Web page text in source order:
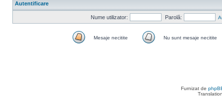
Autentificare
Nume utilizator: Parolă:
Mesaje necitite
Nu sunt mesaje necitite
Furnizat de